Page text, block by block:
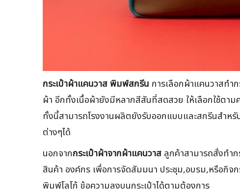
กระเป๋าผ้าแคนวาส พิมพ์สกรีน การเลือกผ้าแคนวาสทำ
ผ้า อีกทั้งเนื้อผ้ายังมีหลากสีสันที่สดสวย ให้เลือกใช้ตา
ทั้งนี้สามารถโรงงานผลิตยังรับออกแบบและสกรีนสำหรั
ต่างๆได้
นอกจากกระเป๋าผ้าจากผ้าแคนวาส ลูกค้าสามารถสั่งทำก
สินค้า องค์กร เพื่อการจัดสัมมนา ประชุม,อบรม,หรือกิจ
พิมพ์โลโก้ ข้อความลงบนกระเป๋าได้ตามต้องการ